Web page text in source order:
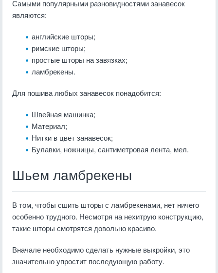
Самыми популярными разновидностями занавесок
являются:
английские шторы;
римские шторы;
простые шторы на завязках;
ламбрекены.
Для пошива любых занавесок понадобится:
Швейная машинка;
Материал;
Нитки в цвет занавесок;
Булавки, ножницы, сантиметровая лента, мел.
Шьем ламбрекены
В том, чтобы сшить шторы с ламбрекенами, нет ничего
особенно трудного. Несмотря на нехитрую конструкцию,
такие шторы смотрятся довольно красиво.
Вначале необходимо сделать нужные выкройки, это
значительно упростит последующую работу.